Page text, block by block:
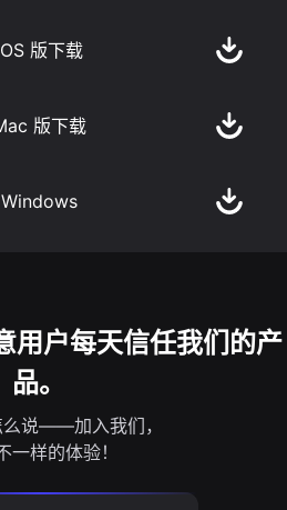
版下载
版下载
Windows
用户每天信任我们的产
品。
说——加入我们，
一样的体验！